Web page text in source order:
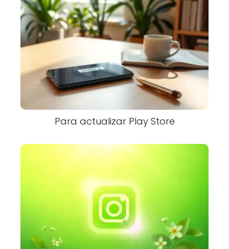
Para actualizar Play Store